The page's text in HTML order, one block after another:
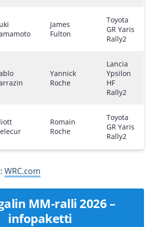
James
Fulton
Toyota
GR Yaris
Rally2
Yannick
Roche
Lancia
Ypsilon
HF
Rally2
Romain
Roche
Toyota
GR Yaris
Rally2
WRC.com
MM-ralli 2026 –
infopaketti